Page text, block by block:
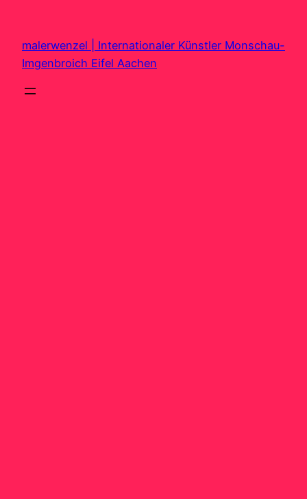
springen
malerwenzel | Internationaler Künstler Monschau-
Imgenbroich Eifel Aachen